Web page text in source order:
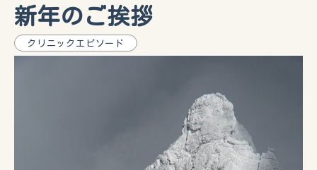
新年のご挨拶
クリニックエピソード